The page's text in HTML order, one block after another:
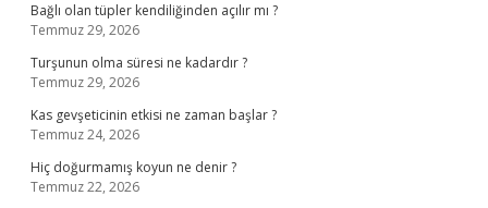
Bağlı olan tüpler kendiliğinden açılır mı ?
Temmuz 29, 2026
Turşunun olma süresi ne kadardır ?
Temmuz 29, 2026
Kas gevşeticinin etkisi ne zaman başlar ?
Temmuz 24, 2026
Hiç doğurmamış koyun ne denir ?
Temmuz 22, 2026